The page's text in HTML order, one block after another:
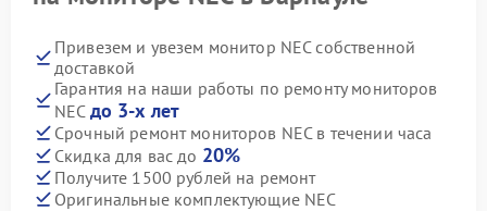
Привезем и увезем монитор NEC собственной
доставкой
Гарантия на наши работы по ремонту мониторов
NEC до 3-х лет
Срочный ремонт мониторов NEC в течении часа
Скидка для вас до 20%
Получите 1500 рублей на ремонт
Оригинальные комплектующие NEC